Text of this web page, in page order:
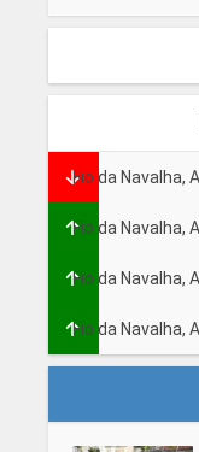
Fio da Navalha,
Fio da Navalha,
Fio da Navalha,
Fio da Navalha,